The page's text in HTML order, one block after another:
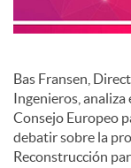
a
l
e
Bas Fransen,
Ingenieros, analiza
Consejo Europeo
debatir sobre la
Reconstrucción